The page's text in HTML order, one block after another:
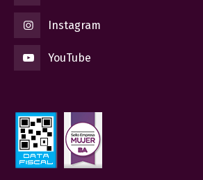
Instagram
YouTube